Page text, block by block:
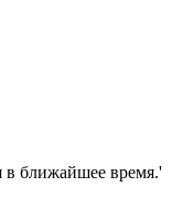
в ближайшее время.'